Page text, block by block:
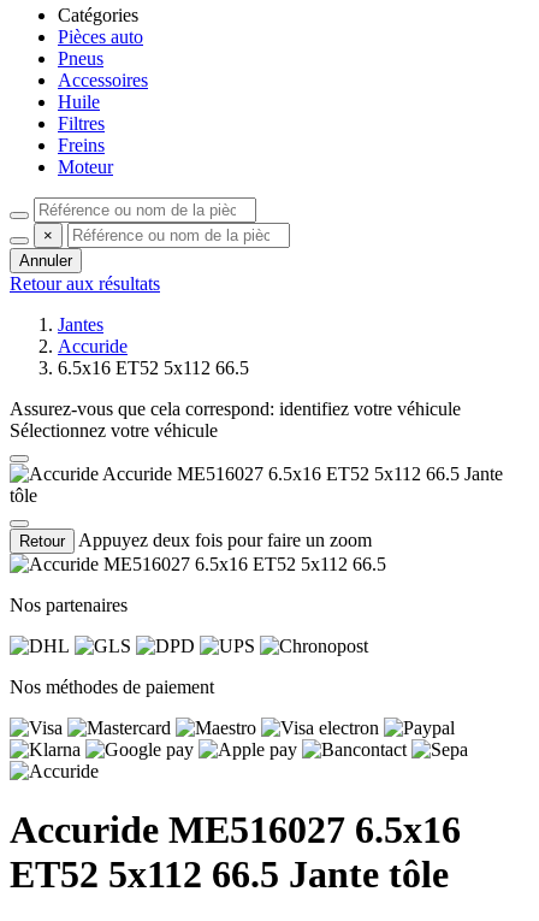
Catégories
Pièces auto
Pneus
Accessoires
Huile
Filtres
Freins
Moteur
×
Annuler
Retour aux résultats
Jantes
Accuride
6.5x16 ET52 5x112 66.5
Assurez-vous que cela correspond: identifiez votre véhicule
Sélectionnez votre véhicule
Accuride ME516027 6.5x16 ET52 5x112 66.5 Jante
tôle
Retour Appuyez deux fois pour faire un zoom
Nos partenaires
Nos méthodes de paiement
Accuride ME516027 6.5x16
ET52 5x112 66.5 Jante tôle